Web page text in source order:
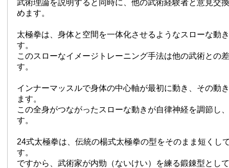
武術理論を説明すると同時に、他の武術経験者と意見交
めます。
太極拳は、身体と空間を一体化させるようなスローな動
す。
このスローなイメージトレーニング手法は他の武術との
す。
インナーマッスルで身体の中心軸が最初に動き、その動
ます。
この全身がつながったスローな動きが自律神経を調節し
す。
24式太極拳は、伝統の楊式太極拳の型をそのまま短くし
す。
ですから、武術家が内勁（ないけい）を練る鍛錬型とし